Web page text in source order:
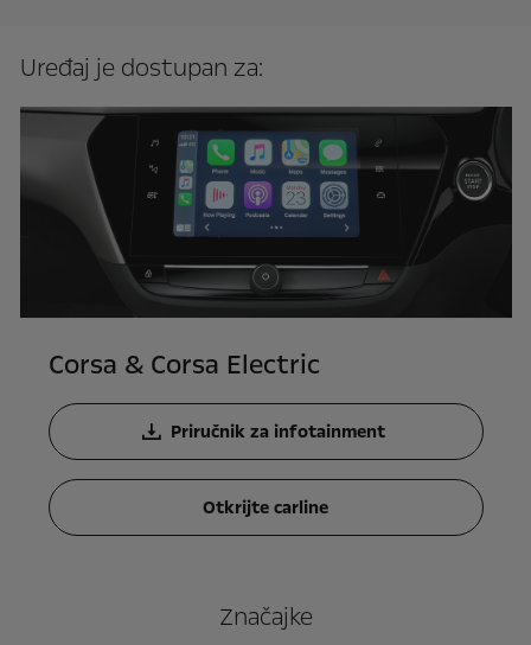
Uređaj je dostupan za:
Corsa & Corsa Electric
Priručnik za infotainment
Otkrijte carline
Značajke